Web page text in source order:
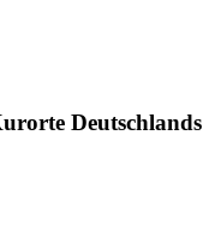
Deutschlands